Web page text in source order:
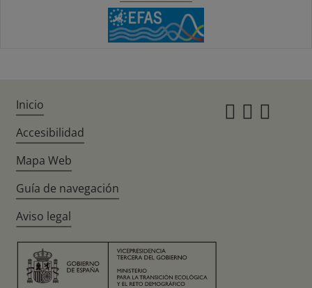
Inicio
Accesibilidad
Mapa Web
Guía de navegación
Aviso legal